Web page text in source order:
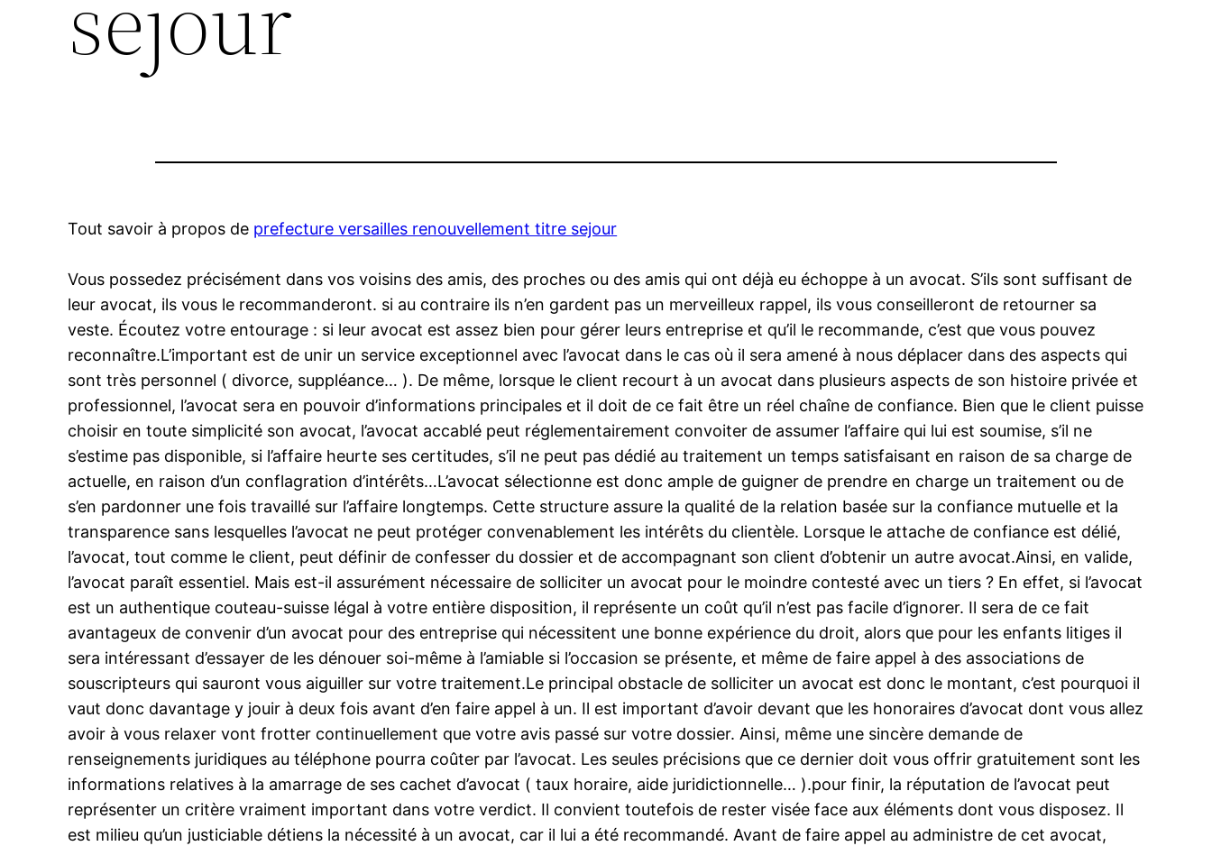
Tout savoir à propos de prefecture versailles renouvellement titre sejour
Vous possedez précisément dans vos voisins des amis, des proches ou des amis qui ont déjà eu échoppe à un avocat. S’ils sont suffisant de
leur avocat, ils vous le recommanderont. si au contraire ils n’en gardent pas un merveilleux rappel, ils vous conseilleront de retourner sa
veste. Écoutez votre entourage : si leur avocat est assez bien pour gérer leurs entreprise et qu’il le recommande, c’est que vous pouvez
reconnaître.L’important est de unir un service exceptionnel avec l’avocat dans le cas où il sera amené à nous déplacer dans des aspects qui
sont très personnel ( divorce, suppléance… ). De même, lorsque le client recourt à un avocat dans plusieurs aspects de son histoire privée et
professionnel, l’avocat sera en pouvoir d’informations principales et il doit de ce fait être un réel chaîne de confiance. Bien que le client puisse
choisir en toute simplicité son avocat, l’avocat accablé peut réglementairement convoiter de assumer l’affaire qui lui est soumise, s’il ne
s’estime pas disponible, si l’affaire heurte ses certitudes, s’il ne peut pas dédié au traitement un temps satisfaisant en raison de sa charge de
actuelle, en raison d’un conflagration d’intérêts…L’avocat sélectionne est donc ample de guigner de prendre en charge un traitement ou de
s’en pardonner une fois travaillé sur l’affaire longtemps. Cette structure assure la qualité de la relation basée sur la confiance mutuelle et la
transparence sans lesquelles l’avocat ne peut protéger convenablement les intérêts du clientèle. Lorsque le attache de confiance est délié,
l’avocat, tout comme le client, peut définir de confesser du dossier et de accompagnant son client d’obtenir un autre avocat.Ainsi, en valide,
l’avocat paraît essentiel. Mais est-il assurément nécessaire de solliciter un avocat pour le moindre contesté avec un tiers ? En effet, si l’avocat
est un authentique couteau-suisse légal à votre entière disposition, il représente un coût qu’il n’est pas facile d’ignorer. Il sera de ce fait
avantageux de convenir d’un avocat pour des entreprise qui nécessitent une bonne expérience du droit, alors que pour les enfants litiges il
sera intéressant d’essayer de les dénouer soi-même à l’amiable si l’occasion se présente, et même de faire appel à des associations de
souscripteurs qui sauront vous aiguiller sur votre traitement.Le principal obstacle de solliciter un avocat est donc le montant, c’est pourquoi il
vaut donc davantage y jouir à deux fois avant d’en faire appel à un. Il est important d’avoir devant que les honoraires d’avocat dont vous allez
avoir à vous relaxer vont frotter continuellement que votre avis passé sur votre dossier. Ainsi, même une sincère demande de
renseignements juridiques au téléphone pourra coûter par l’avocat. Les seules précisions que ce dernier doit vous offrir gratuitement sont les
informations relatives à la amarrage de ses cachet d’avocat ( taux horaire, aide juridictionnelle… ).pour finir, la réputation de l’avocat peut
représenter un critère vraiment important dans votre verdict. Il convient toutefois de rester visée face aux éléments dont vous disposez. Il
est milieu qu’un justiciable détiens la nécessité à un avocat, car il lui a été recommandé. Avant de faire appel au administre de cet avocat,